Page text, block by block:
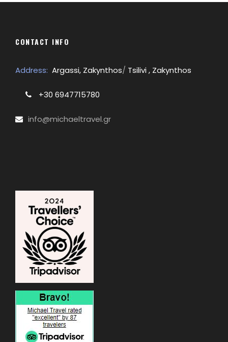
CONTACT INFO
Address: Argassi, Zakynthos/ Tsilivi , Zakynthos
+30 6947715780
info@michaeltravel.gr